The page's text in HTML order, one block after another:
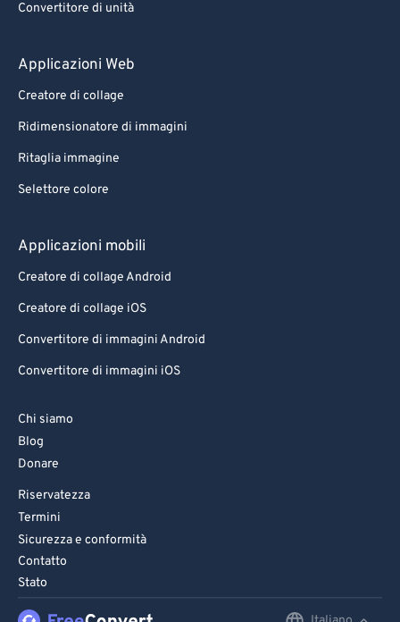
Convertitore di unità
Applicazioni Web
Creatore di collage
Ridimensionatore di immagini
Ritaglia immagine
Selettore colore
Applicazioni mobili
Creatore di collage Android
Creatore di collage iOS
Convertitore di immagini Android
Convertitore di immagini iOS
Chi siamo
Blog
Donare
Riservatezza
Termini
Sicurezza e conformità
Contatto
Stato